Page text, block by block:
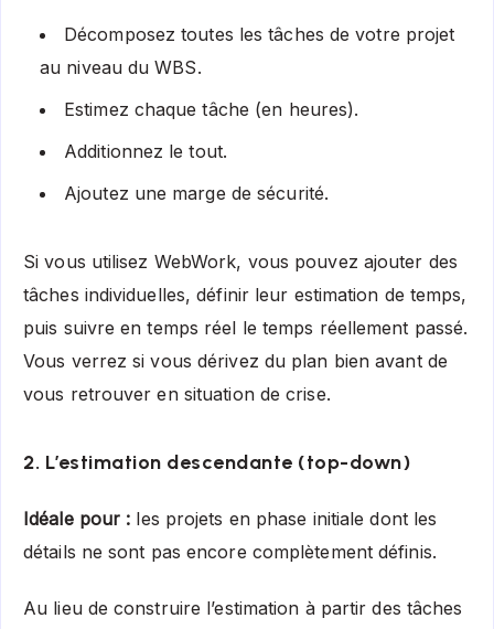
Décomposez toutes les tâches de votre projet
au niveau du WBS.
Estimez chaque tâche (en heures).
Additionnez le tout.
Ajoutez une marge de sécurité.
Si vous utilisez WebWork, vous pouvez ajouter des
tâches individuelles, définir leur estimation de temps,
puis suivre en temps réel le temps réellement passé.
Vous verrez si vous dérivez du plan bien avant de
vous retrouver en situation de crise.
2. L’estimation descendante (top-down)
Idéale pour : les projets en phase initiale dont les
détails ne sont pas encore complètement définis.
Au lieu de construire l’estimation à partir des tâches